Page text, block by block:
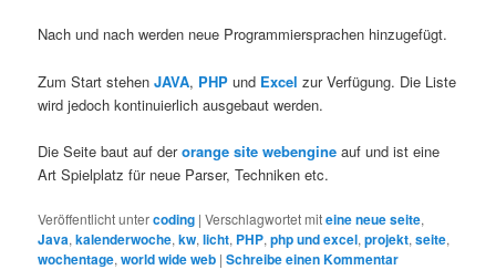
Nach und nach werden neue Programmiersprachen hinzugefügt.
Zum Start stehenJAVA, PHP und Excel zur Verfügung. Die Liste
wird jedoch kontinuierlich ausgebaut werden.
Die Seite baut auf derorange site webengine auf und ist eine
Art Spielplatz für neue Parser, Techniken etc.
Veröffentlicht untercoding |Verschlagwortet miteine neue seite,
Java,kalenderwoche,kw,licht, PHP,php und excel,projekt,seite,
wochentage,world wide web |Schreibe einen Kommentar